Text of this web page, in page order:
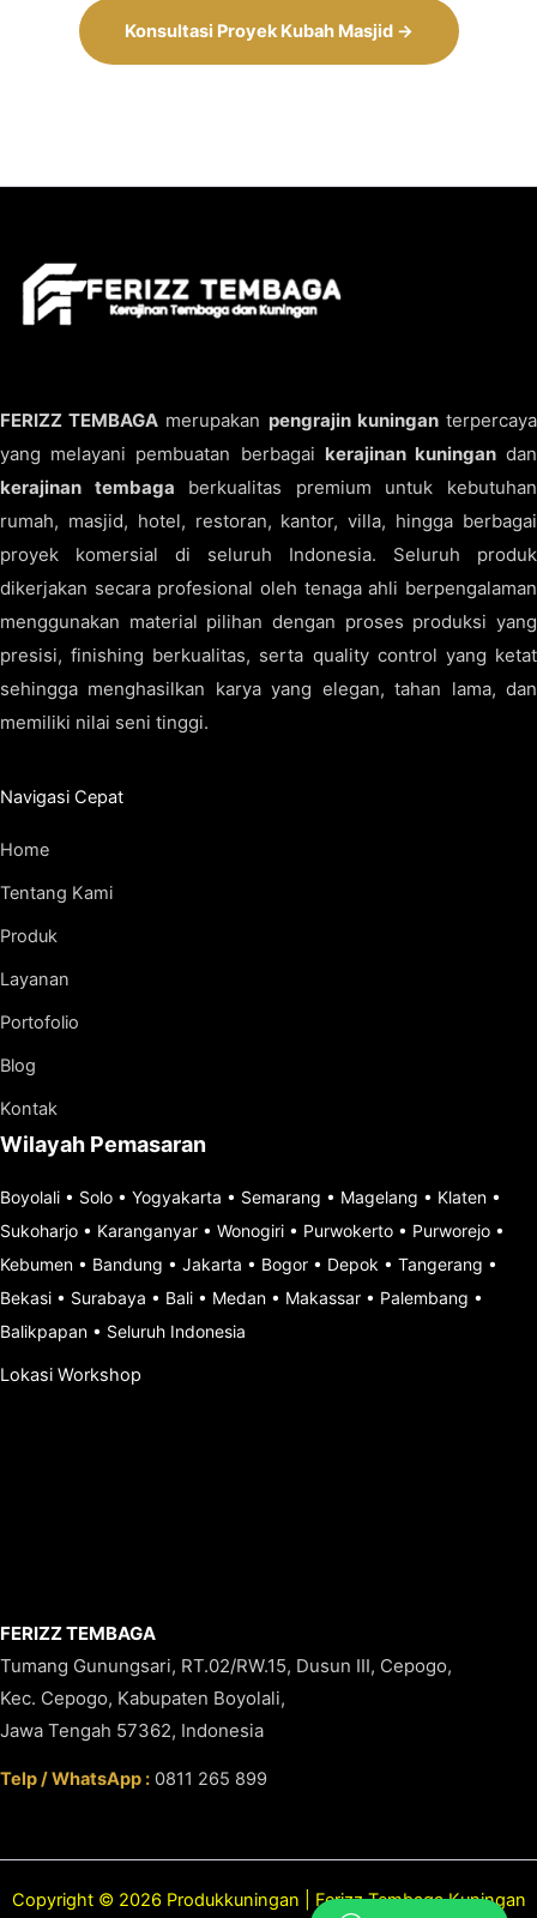
Konsultasi Proyek Kubah Masjid →
FERIZZ TEMBAGA merupakan pengrajin kuninganterpercaya
yang melayani pembuatan berbagai kerajinan kuningandan
kerajinan tembaga berkualitas premium untuk kebutuhan
rumah, masjid, hotel, restoran, kantor, villa, hingga berbagai
proyek komersial di seluruh Indonesia. Seluruh produk
dikerjakan secara profesional oleh tenaga ahli berpengalaman
menggunakan material pilihan dengan proses produksi yang
presisi, finishing berkualitas, serta quality control yang ketat
sehingga menghasilkan karya yang elegan, tahan lama, dan
memiliki nilai seni tinggi.
Navigasi Cepat
Home
Tentang Kami
Produk
Layanan
Portofolio
Blog
Kontak
Wilayah Pemasaran
Boyolali • Solo • Yogyakarta • Semarang • Magelang • Klaten •
Sukoharjo • Karanganyar • Wonogiri • Purwokerto • Purworejo •
Kebumen • Bandung • Jakarta • Bogor • Depok • Tangerang •
Bekasi • Surabaya • Bali • Medan • Makassar • Palembang •
Balikpapan • Seluruh Indonesia
Lokasi Workshop
FERIZZ TEMBAGA
Tumang Gunungsari, RT.02/RW.15, Dusun III, Cepogo,
Kec. Cepogo, Kabupaten Boyolali,
Jawa Tengah 57362, Indonesia
Telp / WhatsApp : 0811 265 899
Copyright © 2026 Produkkuningan | Ferizz Tembaga Kuningan